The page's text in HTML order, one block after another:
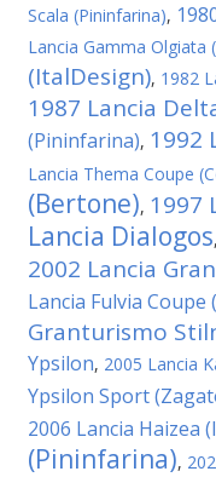
Scala (Pininfarina),
Lancia Gamma Olgiata
(ItalDesign), 1982
1987 Lancia
(Pininfarina), 1992
Lancia Thema Coupe
(Bertone), 1997
Lancia Dialogos,
2002 Lancia
Lancia Fulvia Coupe
Granturismo
Ypsilon, 2005 Lancia
Ypsilon Sport
2006 Lancia Haizea
(Pininfarina),